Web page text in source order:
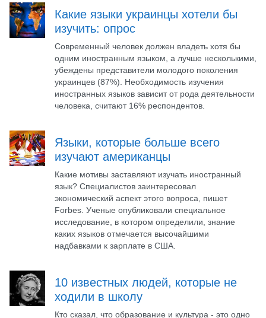
Какие языки украинцы хотели бы
изучить: опрос
Современный человек должен владеть хотя бы
одним иностранным языком, а лучше несколькими,
убеждены представители молодого поколения
украинцев (87%). Необходимость изучения
иностранных языков зависит от рода деятельности
человека, считают 16% респондентов.
Языки, которые больше всего
изучают американцы
Какие мотивы заставляют изучать иностранный
язык? Специалистов заинтересовал
экономический аспект этого вопроса, пишет
Forbes. Ученые опубликовали специальное
исследование, в котором определили, знание
каких языков отмечается высочайшими
надбавками к зарплате в США.
10 известных людей, которые не
ходили в школу
Кто сказал, что образование и культура - это одно